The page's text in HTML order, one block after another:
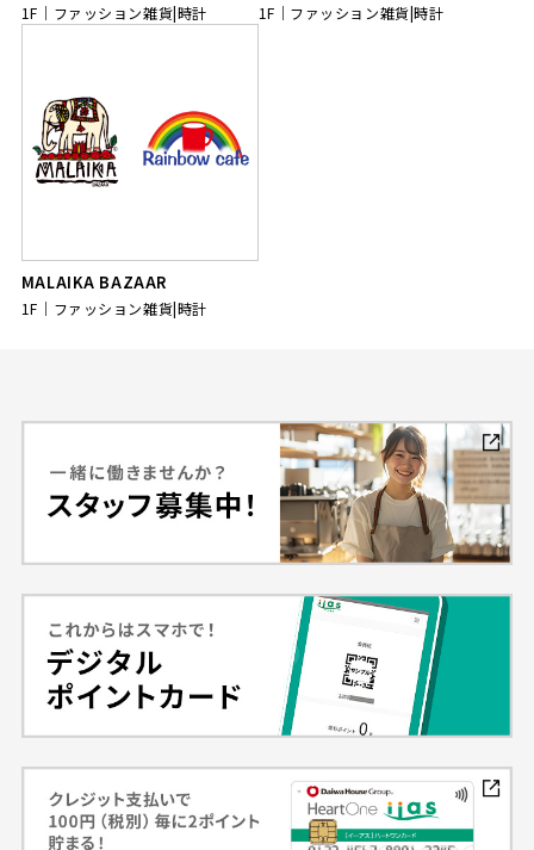
1F ファッション雑貨|時計 1F ファッション雑貨|時計
MALAIKA BAZAAR
1F ファッション雑貨|時計